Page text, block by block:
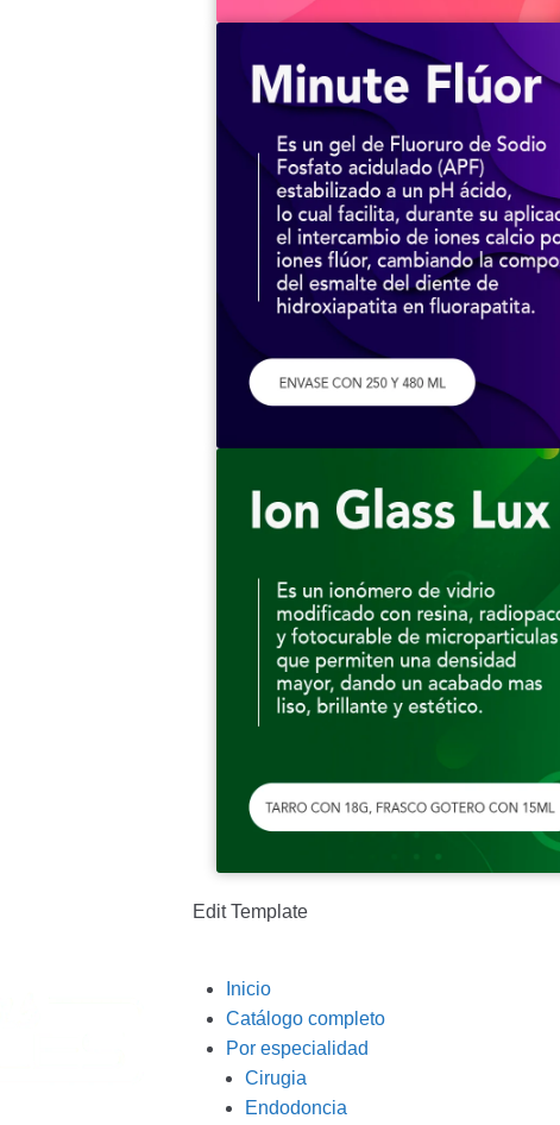
Edit Template
Inicio
Catálogo completo
Por especialidad
Cirugia
Endodoncia